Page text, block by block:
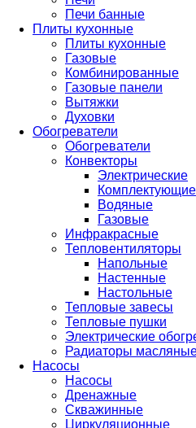
Печи банные
Плиты кухонные
Плиты кухонные
Газовые
Комбинированные
Газовые панели
Вытяжки
Духовки
Обогреватели
Обогреватели
Конвекторы
Электрические
Комплектующие
Водяные
Газовые
Инфракрасные
Тепловентиляторы
Напольные
Настенные
Настольные
Тепловые завесы
Тепловые пушки
Электрические
Радиаторы
Насосы
Насосы
Дренажные
Скважинные
Циркуляционные